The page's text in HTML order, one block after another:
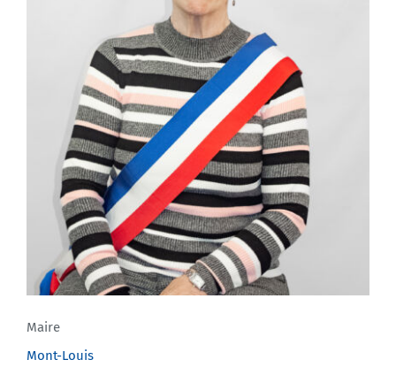
Maire
Mont-Louis